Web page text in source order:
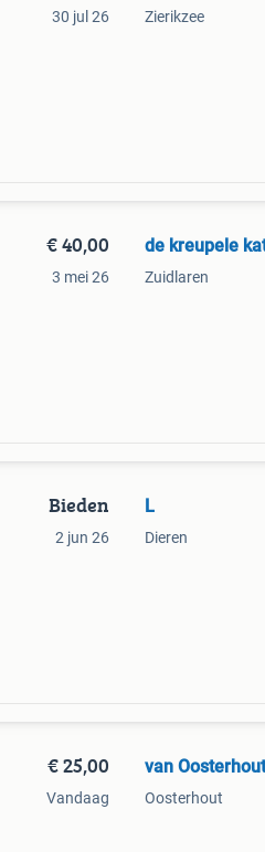
30 jul 26 Zierikzee
€ 40,00
3 mei 26
de kreupele
Zuidlaren
Bieden
2 jun 26
L
Dieren
€ 25,00
Vandaag
van Oosterhout
Oosterhout